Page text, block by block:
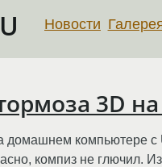
Новости
3D
компьютере с
компиз не глючил.